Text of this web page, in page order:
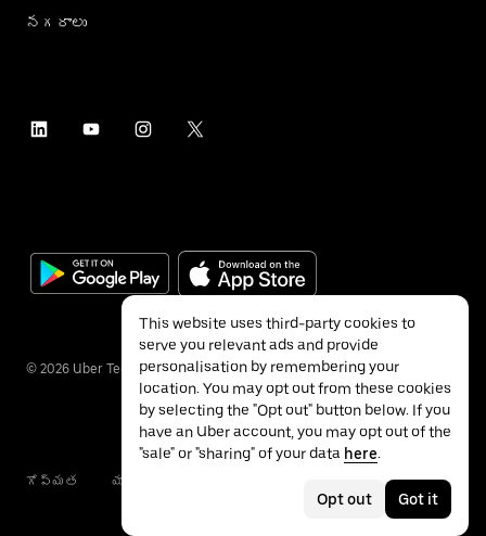
నగరాలు
© 2026 Uber Technologies Inc.
గోప్యత యాక్సెసబిలిటీ
This website uses third-party cookies to
serve you relevant ads and provide
personalisation by remembering your
location. You may opt out from these cookies
by selecting the "Opt out" button below. If you
have an Uber account, you may opt out of the
"sale" or "sharing" of your data here.
Opt out Got it